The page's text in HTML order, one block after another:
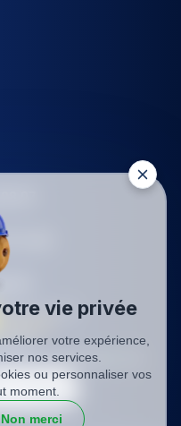
E-mail
de confidentialité
vie privée
votre expérience,
nos services.
ou personnaliser vos
moment.
Non merci